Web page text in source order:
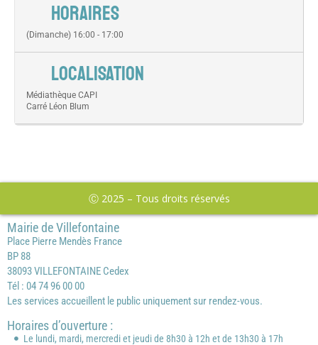
HORAIRES
(Dimanche) 16:00 - 17:00
LOCALISATION
Médiathèque CAPI
Carré Léon Blum
Ⓒ 2025 – Tous droits réservés
Mairie de Villefontaine
Place Pierre Mendès France
BP 88
38093 VILLEFONTAINE Cedex
Tél : 04 74 96 00 00
Les services accueillent le public uniquement sur rendez-vous.
Horaires d’ouverture :
Le lundi, mardi, mercredi et jeudi de 8h30 à 12h et de 13h30 à 17h